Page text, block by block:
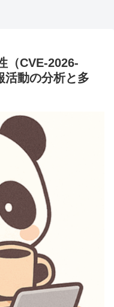
（CVE-2026-
活動の分析と多